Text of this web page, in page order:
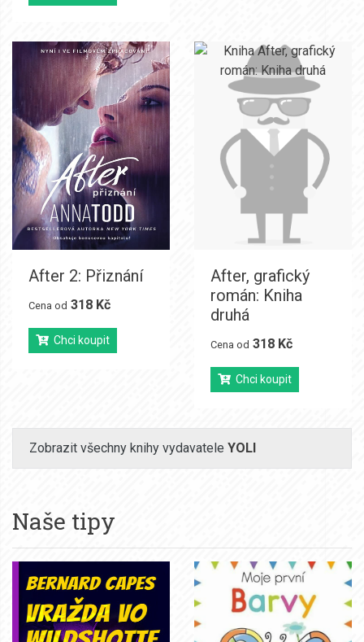
After 2: Přiznání
Cena od 318 Kč
Chci koupit
After, grafický
román: Kniha
druhá
Cena od 318 Kč
Chci koupit
Zobrazit všechny knihy vydavatele YOLI
Naše tipy